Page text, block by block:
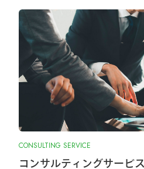
CONSULTING SERVICE
コンサルティングサービス